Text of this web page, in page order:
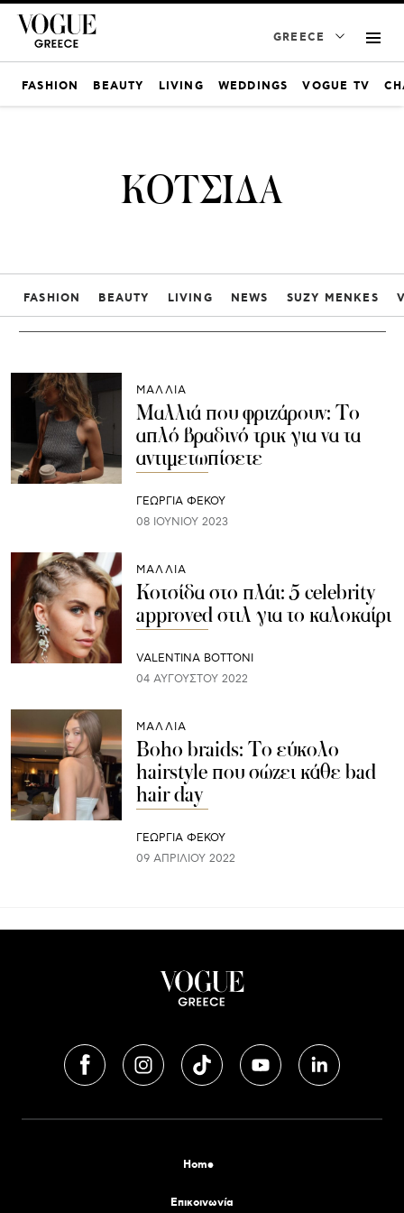
GREECE
FASHION BEAUTY LIVING WEDDINGS VOGUE TV
ΚΟΤΣΙΔΑ
FASHION BEAUTY LIVING NEWS SUZY MENKES
ΜΑΛΛΙΑ
Μαλλιά που φριζάρουν: Το
απλό βραδινό τρικ για να τα
αντιμετωπίσετε
ΓΕΩΡΓΙΑ ΦΕΚΟΥ
08 ΙΟΥΝΊΟΥ 2023
ΜΑΛΛΙΑ
Κοτσίδα στο πλάι: 5 celebrity
approved στιλ για το καλοκαίρι
VALENTINA BOTTONI
04 ΑΥΓΟΎΣΤΟΥ 2022
ΜΑΛΛΙΑ
Boho braids: Το εύκολο
hairstyle που σώζει κάθε bad
hair day
ΓΕΩΡΓΙΑ ΦΕΚΟΥ
09 ΑΠΡΙΛΊΟΥ 2022
Home
Επικοινωνία